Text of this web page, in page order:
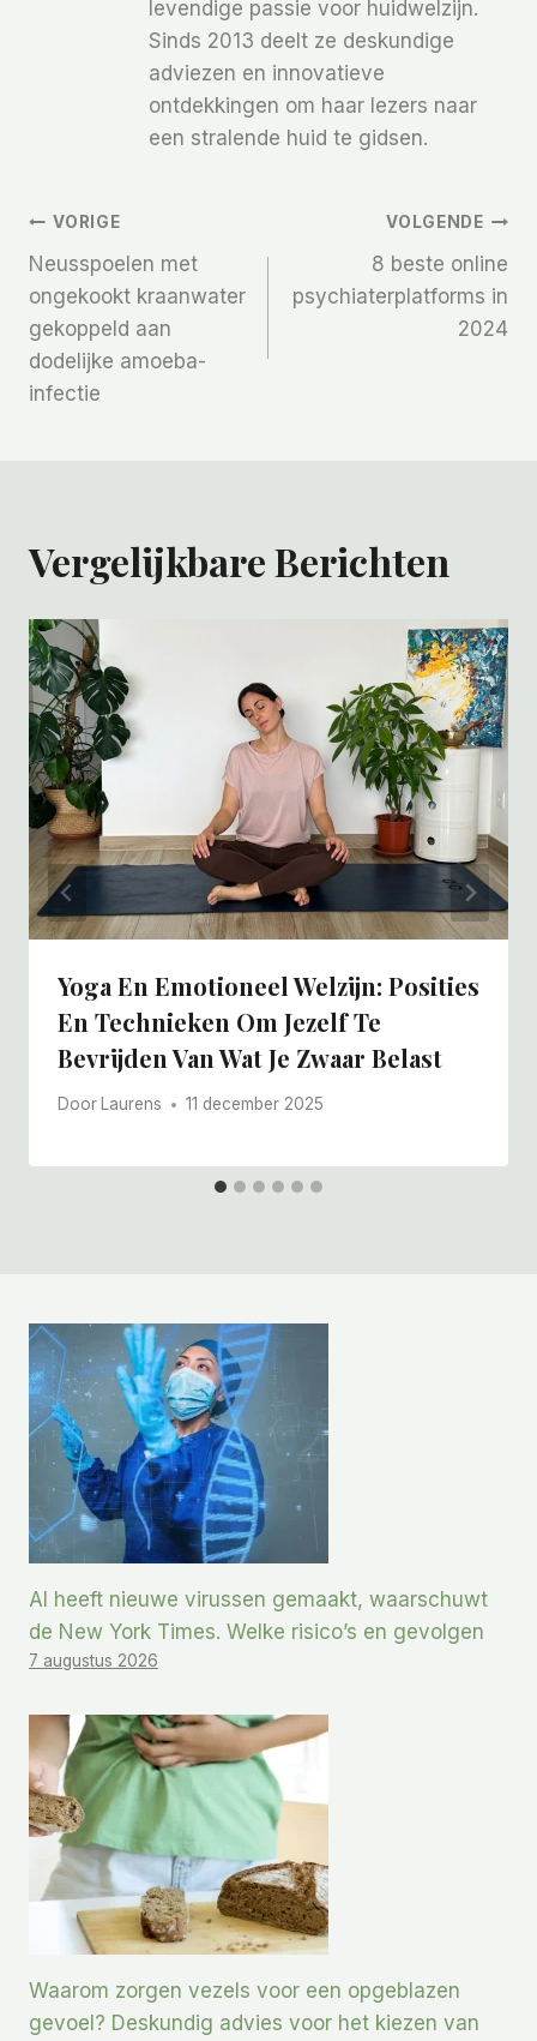
levendige passie voor huidwelzijn.
Sinds 2013 deelt ze deskundige
adviezen en innovatieve
ontdekkingen om haar lezers naar
een stralende huid te gidsen.
Bericht
Navigatie
VORIGE
Neusspoelen met
ongekookt kraanwater
gekoppeld aan
dodelijke amoeba-
infectie
VOLGENDE
8 beste online
psychiaterplatforms in
2024
Vergelijkbare Berichten
Yoga En Emotioneel Welzijn: Posities
En Technieken Om Jezelf Te
Bevrijden Van Wat Je Zwaar Belast
Door Laurens 11 december 2025
AI heeft nieuwe virussen gemaakt, waarschuwt
de New York Times. Welke risico’s en gevolgen
7 augustus 2026
Waarom zorgen vezels voor een opgeblazen
gevoel? Deskundig advies voor het kiezen van